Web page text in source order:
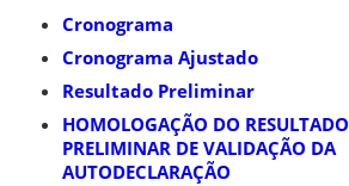
Cronograma
Cronograma Ajustado
Resultado Preliminar
HOMOLOGAÇÃO DO RESULTADO
PRELIMINAR DE VALIDAÇÃO DA
AUTODECLARAÇÃO